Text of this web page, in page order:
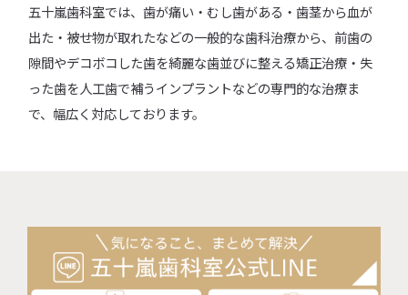
五十嵐歯科室では、歯が痛い・むし歯がある・歯茎から血が
出た・被せ物が取れたなどの一般的な歯科治療から、前歯の
隙間やデコボコした歯を綺麗な歯並びに整える矯正治療・失
った歯を人工歯で補うインプラントなどの専門的な治療ま
で、幅広く対応しております。